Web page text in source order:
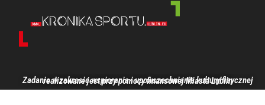
Zadanie w zakresie wspierania i upowszechniania kultury fizycznej realizowane jest przy pomocy finansowej Miasta Lublin